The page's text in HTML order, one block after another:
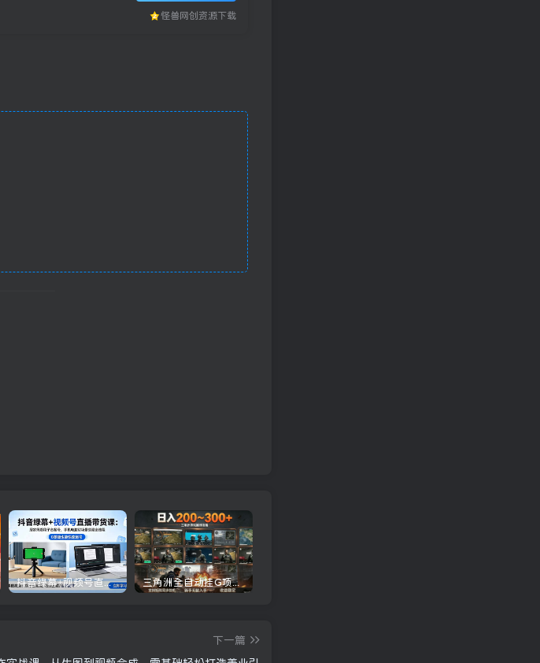
怪兽网创资源下载
抖音绿幕+视频号直播带货课：居家照着稿子念起号，手机电脑双场景搭建全流程 三角洲全自动挂G项目，一台电脑即可操作，防封稳账号，日收益300+，收益全程包回收，省心稳賺【揭秘】
下一篇